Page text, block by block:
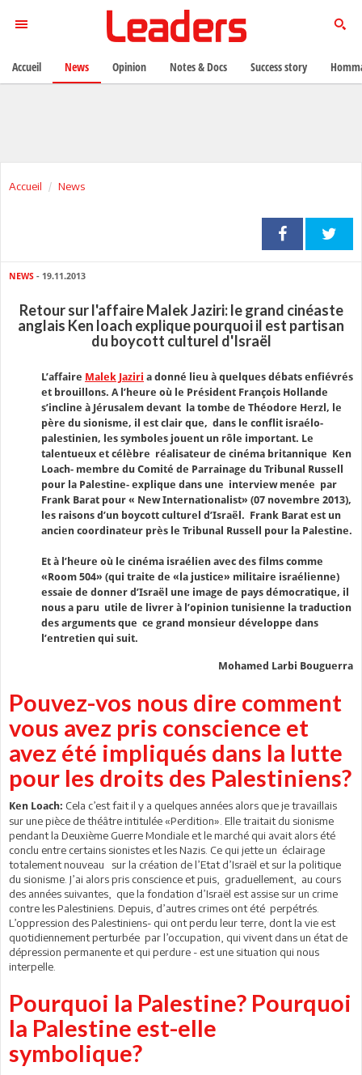
Accueil News
NEWS - 19.11.2013
Retour sur l'affaire Malek Jaziri: le grand cinéaste
anglais Ken loach explique pourquoi il est partisan
du boycott culturel d'Israël
L’affaire Malek Jaziri a donné lieu à quelques débats enfiévrés
et brouillons. A l’heure où le Président François Hollande
s’incline à Jérusalem devant la tombe de Théodore Herzl, le
père du sionisme, il est clair que, dans le conflit israélo-
palestinien, les symboles jouent un rôle important. Le
talentueux et célèbre réalisateur de cinéma britannique Ken
Loach- membre du Comité de Parrainage du Tribunal Russell
pour la Palestine- explique dans une interview menée par
Frank Barat pour « New Internationalist» (07 novembre 2013),
les raisons d’un boycott culturel d’Israël. Frank Barat est un
ancien coordinateur près le Tribunal Russell pour la Palestine.
Et à l’heure où le cinéma israélien avec des films comme
«Room 504» (qui traite de «la justice» militaire israélienne)
essaie de donner d’Israël une image de pays démocratique, il
nous a paru utile de livrer à l’opinion tunisienne la traduction
des arguments que ce grand monsieur développe dans
l’entretien qui suit.
Mohamed Larbi Bouguerra
Pouvez-vos nous dire comment
vous avez pris conscience et
avez été impliqués dans la lutte
pour les droits des Palestiniens?
Ken Loach: Cela c’est fait il y a quelques années alors que je travaillais
sur une pièce de théâtre intitulée «Perdition». Elle traitait du sionisme
pendant la Deuxième Guerre Mondiale et le marché qui avait alors été
conclu entre certains sionistes et les Nazis. Ce qui jette un éclairage
totalement nouveau sur la création de l’Etat d’Israël et sur la politique
du sionisme. J’ai alors pris conscience et puis, graduellement, au cours
des années suivantes, que la fondation d’Israël est assise sur un crime
contre les Palestiniens. Depuis, d’autres crimes ont été perpétrés.
L’oppression des Palestiniens- qui ont perdu leur terre, dont la vie est
quotidiennement perturbée par l’occupation, qui vivent dans un état de
dépression permanente et qui perdure - est une situation qui nous
interpelle.
Pourquoi la Palestine? Pourquoi
la Palestine est-elle
symbolique?
Accueil News Opinion Notes & Docs Success story